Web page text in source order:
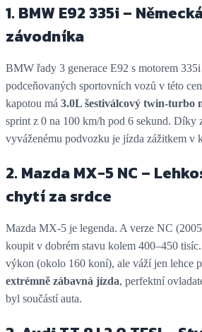
1. BMW E92 335i –
závodníka
BMW řady 3 generace E92 s motorem
podceňovaných sportovních vozů v této
kapotou má 3.0L šestiválcový twin-turbo
sprint z 0 na 100 km/h pod 6 sekund. Díky
vyváženému podvozku je jízda zážitkem v
2. Mazda MX-5 NC –
chytí za srdce
Mazda MX-5 je legenda. A verze NC
koupit v dobrém stavu kolem 400–450
výkon (okolo 160 koní), ale váží jen lehce
extrémně zábavná jízda, perfektní
byl součástí auta.